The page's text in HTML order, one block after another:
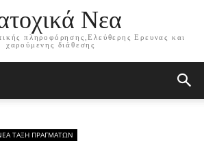
Νεα
πληροφόρησης,Ελεύθερης Ερευνας και
χαρούμενης διάθεσης
ΤΑΞΗ ΠΡΑΓΜΑΤΩΝ